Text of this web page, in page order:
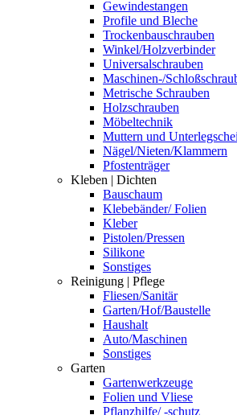
Gewindestangen
Profile und Bleche
Trockenbauschrauben
Winkel/Holzverbinder
Universalschrauben
Maschinen-/
Metrische Schrauben
Holzschrauben
Möbeltechnik
Muttern und
Nägel/Nieten/Klammern
Pfostenträger
Kleben | Dichten
Bauschaum
Klebebänder/ Folien
Kleber
Pistolen/Pressen
Silikone
Sonstiges
Reinigung | Pflege
Fliesen/Sanitär
Garten/Hof/Baustelle
Haushalt
Auto/Maschinen
Sonstiges
Garten
Gartenwerkzeuge
Folien und Vliese
Pflanzhilfe/ -schutz